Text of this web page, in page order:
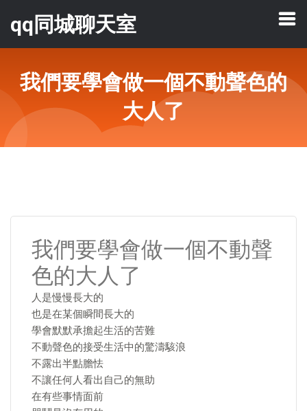
qq同城聊天室
我們要學會做一個不動聲色的
大人了
我們要學會做一個不動聲
色的大人了
人是慢慢長大的
也是在某個瞬間長大的
學會默默承擔起生活的苦難
不動聲色的接受生活中的驚濤駭浪
不露出半點膽怯
不讓任何人看出自己的無助
在有些事情面前